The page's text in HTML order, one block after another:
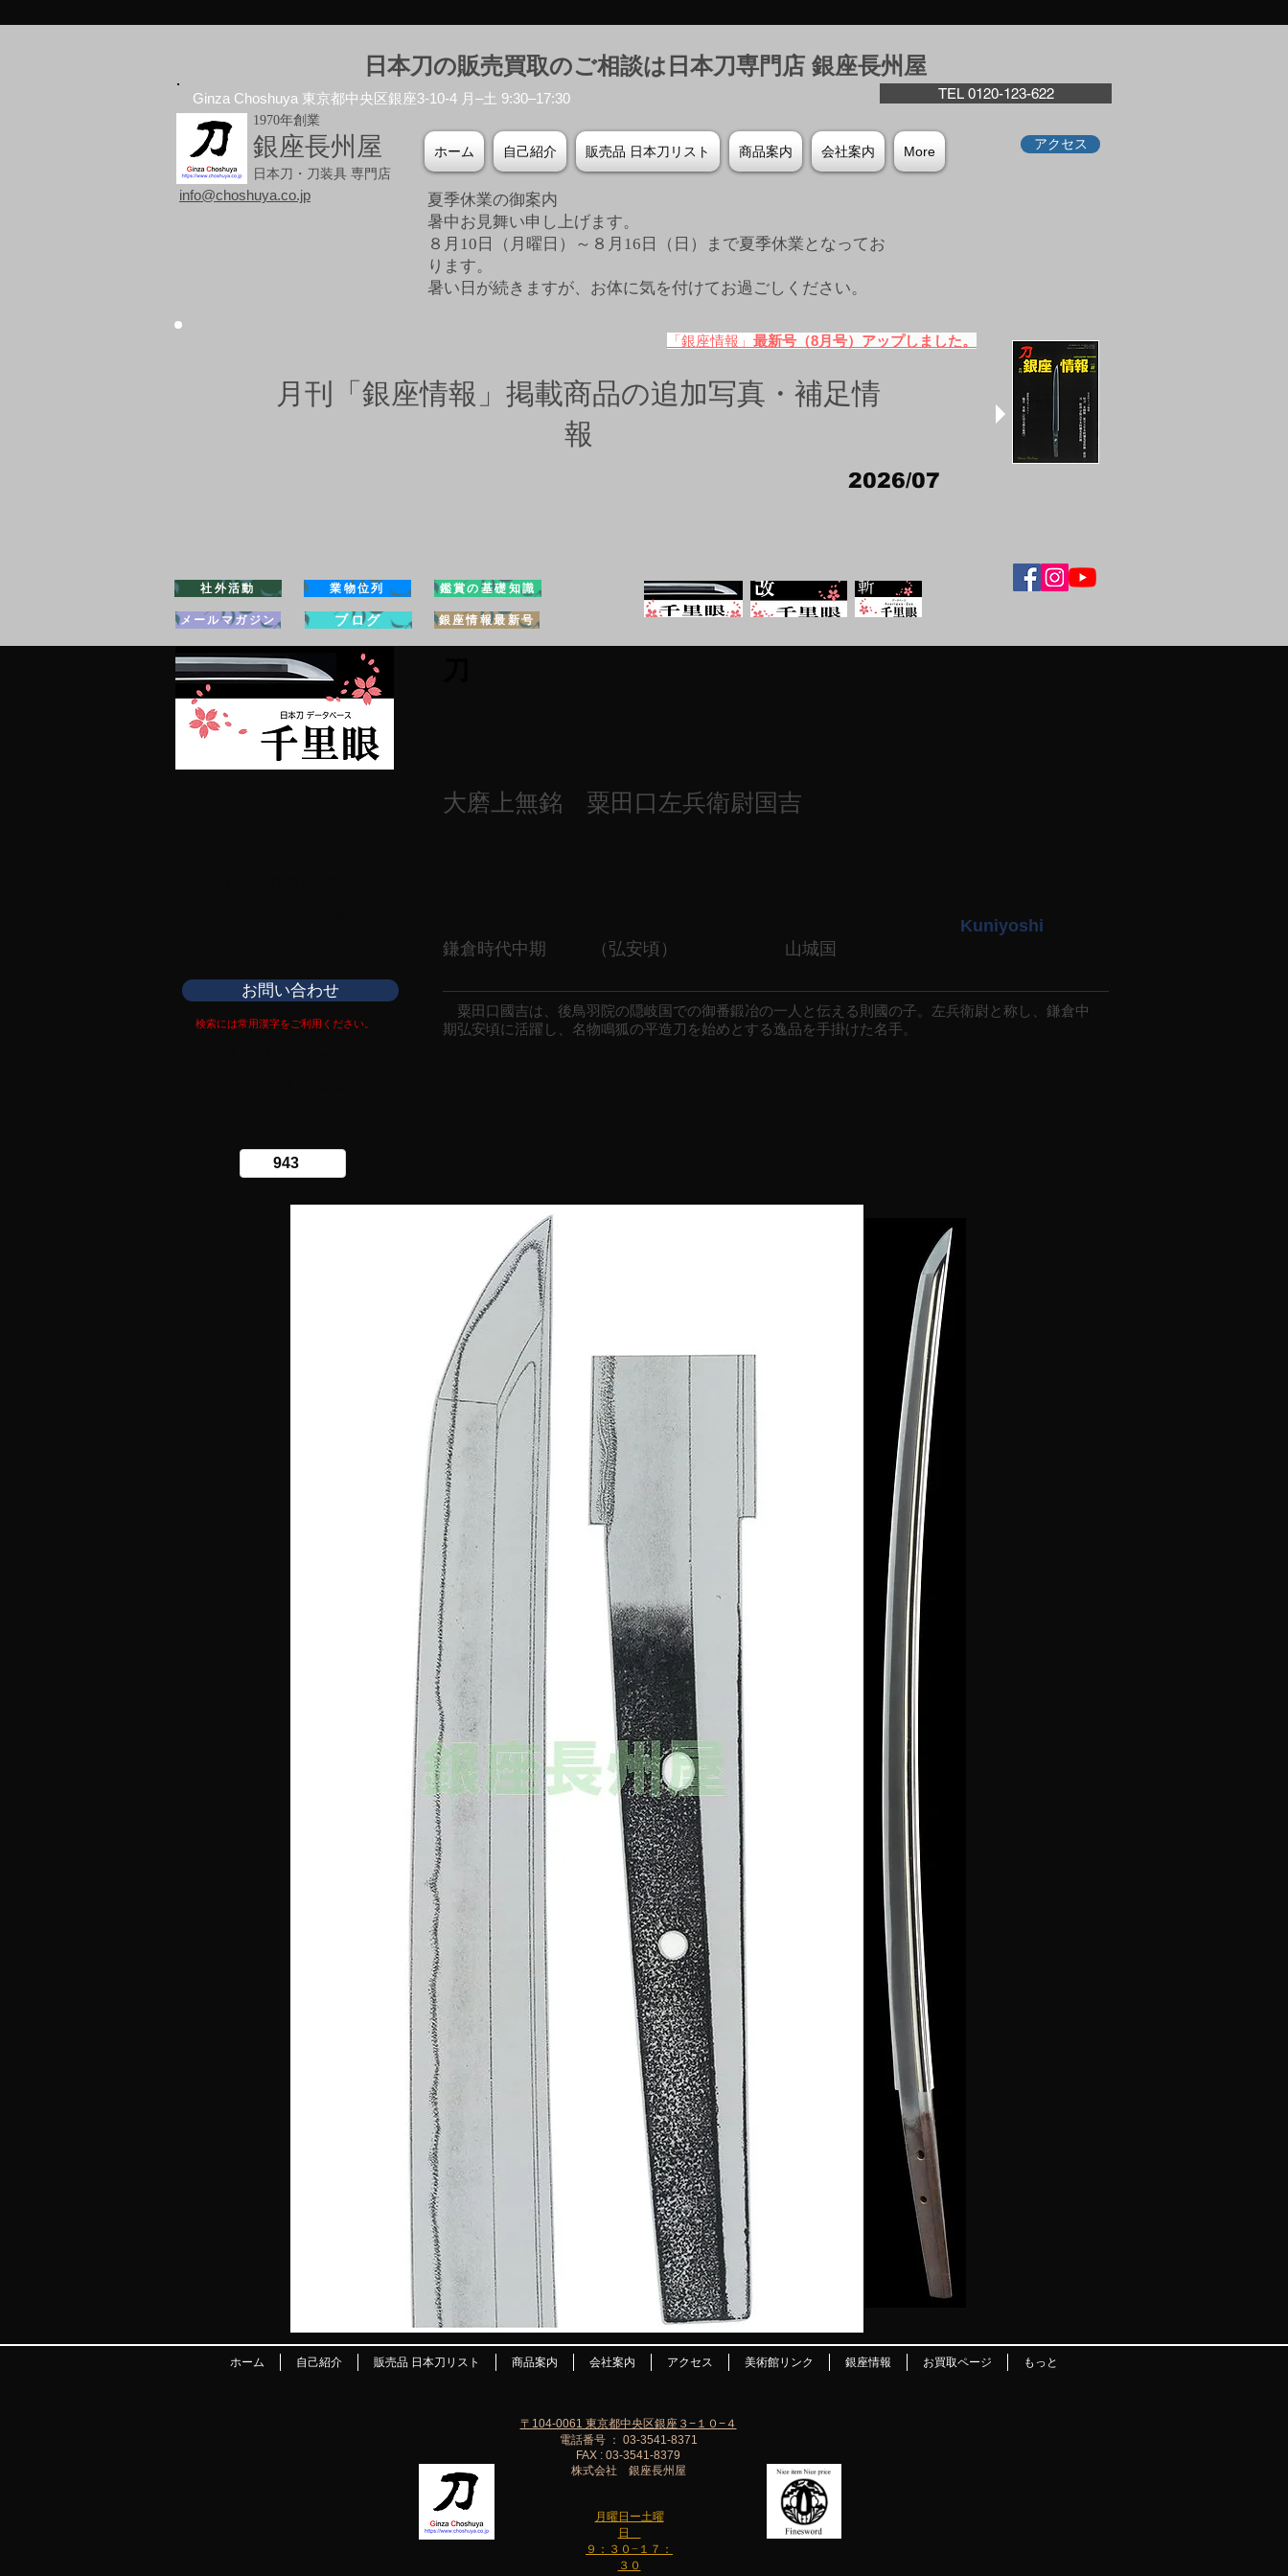
日本刀の販売買取のご相談は日本刀専門店 銀座⻑州屋
TEL 0120-123-622
Ginza Choshuya 東京都中央区銀座3-10-4 月–土 9:30–17:30
1970年創業
銀座長州屋
日本刀・刀装具 専門店
ホーム 自己紹介 販売品 日本刀リスト 商品案内 会社案内 More アクセス
info@choshuya.co.jp
夏季休業の御案内
暑中お見舞い申し上げます。
８月10日（月曜日）～８月16日（日）まで夏季休業となってお
ります。
​暑い日が続きますが、お体に気を付けてお過ごしください。
「銀座情報」 最新号（8月号）アップしました。
月刊「銀座情報」掲載商品の追加写真・補足情
報
2026/07
社外活動 業物位列 鑑賞の基礎知識
メールマガジン ブログ 銀座情報最新号
大磨上無銘 粟田口左兵衛尉国吉
鎌倉時代中期 （弘安頃） 山城国
Kuniyoshi
お問い合わせ
検索には常用漢字をご利用ください。
粟田口國吉は、後鳥羽院の隠岐国での御番鍛冶の一人と伝える則國の子。左兵衛尉と称し、鎌倉中
期弘安頃に活躍し、名物鳴狐の平造刀を始めとする逸品を手掛けた名手。
ホーム 自己紹介 販売品 日本刀リスト 商品案内 会社案内 アクセス 美術館リンク 銀座情報 お買取ページ もっと
月曜日ー土曜
日
９：３０−１７：
３０
〒104-0061 東京都中央区銀座３−１０−４
電話番号 ： 03-3541-8371
FAX : 03-3541-8379
株式会社 銀座長州屋